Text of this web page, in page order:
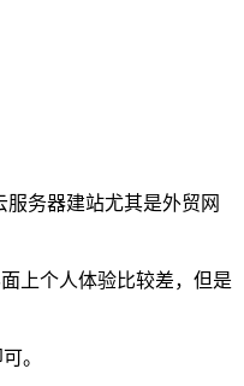
务器建站尤其是外贸网
上个人体验比较差，但是
。